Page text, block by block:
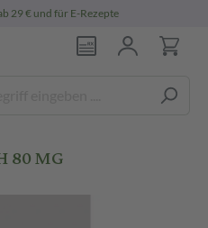
29 € und für E-Rezepte
80 MG